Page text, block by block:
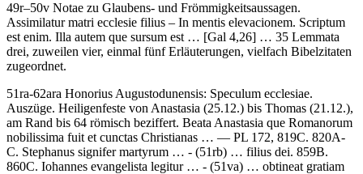
49r–50v Notae zu Glaubens- und Frömmigkeitsaussagen.
Assimilatur matri ecclesie filius – In mentis elevacionem. Scriptum
est enim. Illa autem que sursum est … [Gal 4,26] … 35 Lemmata
drei, zuweilen vier, einmal fünf Erläuterungen, vielfach Bibelzitaten
zugeordnet.
51ra-62ara Honorius Augustodunensis: Speculum ecclesiae.
Auszüge. Heiligenfeste von Anastasia (25.12.) bis Thomas (21.12.),
am Rand bis 64 römisch beziffert. Beata Anastasia que Romanorum
nobilissima fuit et cunctas Christianas … — PL 172, 819C. 820A-
C. Stephanus signifer martyrum … - (51rb) … filius dei. 859B.
860C. Iohannes evangelista legitur … - (51va) … obtineat gratiam